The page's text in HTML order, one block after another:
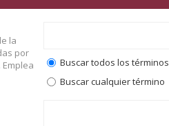
la
por
Buscar todos los términos
Buscar cualquier término